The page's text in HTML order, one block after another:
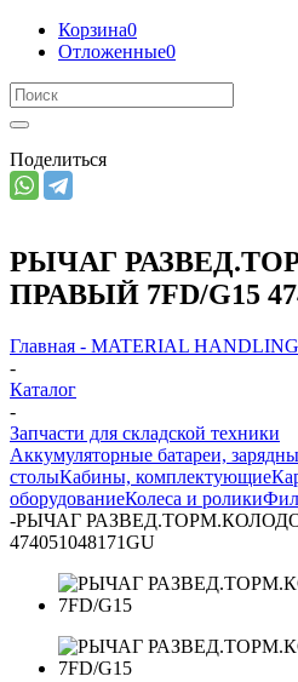
Корзина0
Отложенные0
Поделиться
РЫЧАГ
ПРАВЫЙ 7FD/G15
Главная - MATERIAL
-
Каталог
-
Запчасти для складской техники
Аккумуляторные батареи,
столыКабины, комплектующие
оборудованиеКолеса и ролики
-РЫЧАГ
474051048171GU